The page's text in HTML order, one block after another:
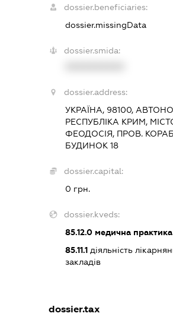
dossier.beneficiaries:
dossier.missingData
dossier.smida:
dossier.address:
УКРАЇНА, 98100,
РЕСПУБЛІКА КРИМ,
ФЕОДОСІЯ, ПРОВ.
БУДИНОК 18
dossier.capital:
0 грн.
dossier.kveds:
85.12.0медична практика
85.11.1діяльність
закладів
dossier.tax